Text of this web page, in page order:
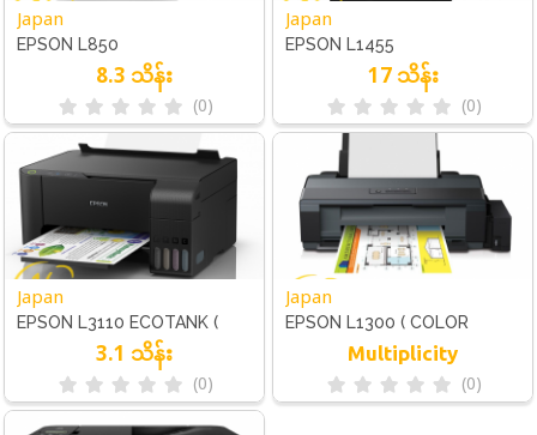
Japan
EPSON L850
8.3 သိန်း
(0)
Japan
EPSON L1455
17 သိန်း
(0)
Japan
EPSON L3110 ECOTANK (
COLOR PRINT A4 )
3.1 သိန်း
(0)
Japan
EPSON L1300 ( COLOR
PRINT A3 )Multiplicity
(0)